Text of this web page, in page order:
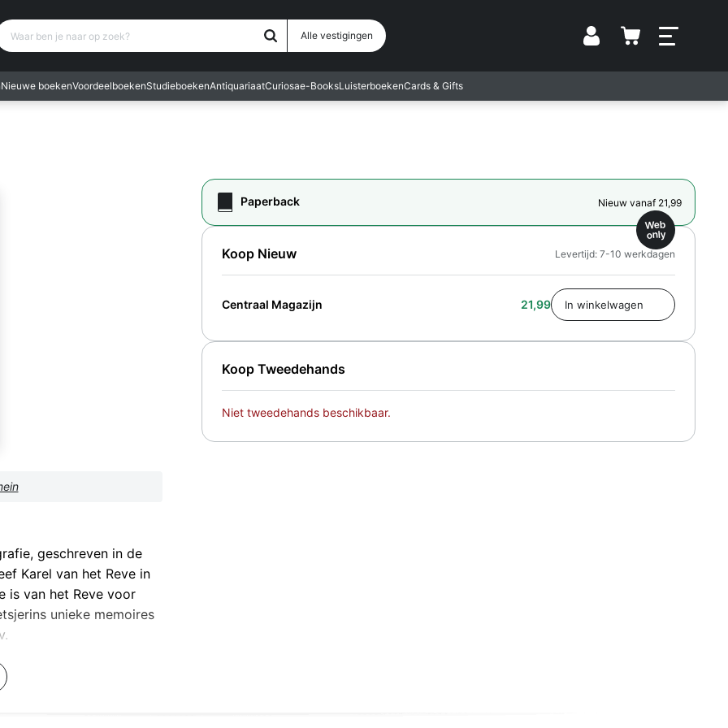
Alle vestigingen Vestiging
ben je naar op zoek?
Nieuwe boekenVoordeelboekenStudieboekenAntiquariaatCuriosae-BooksLuisterboekenCards & Gifts
Paperback Nieuw vanaf 21,99
Koop Tweedehands
Niet tweedehands beschikbaar.
Koop Nieuw
Web
only
Centraal Magazijn 21,99
Levertijd: 7-10 werkdagen
geschreven in de
Karel van het Reve in
is van het Reve voor
unieke memoires
landkaart gebogen
de verschillende